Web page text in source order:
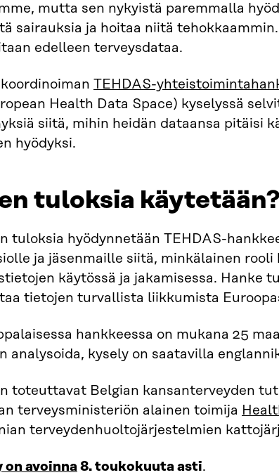
mutta sen nykyistä paremmalla
sairauksia ja hoitaa niitä
edelleen terveysdataa.
TEHDAS-
Health Data Space) kyselyssä
siitä, mihin heidän dataansa pitäisi
hyödyksi.
tuloksia käytetään?
tuloksia hyödynnetään TEHDAS-
ja jäsenmaille siitä, minkälainen
käytössä ja jakamisessa. Hanke
tietojen turvallista liikkumista
hankkeessa on mukana 25
analysoida, kysely on saatavilla
toteuttavat Belgian kansanterveyden
terveysministeriön alainen toimija
terveydenhuoltojärjestelmien
on avoinna 8. toukokuuta asti.